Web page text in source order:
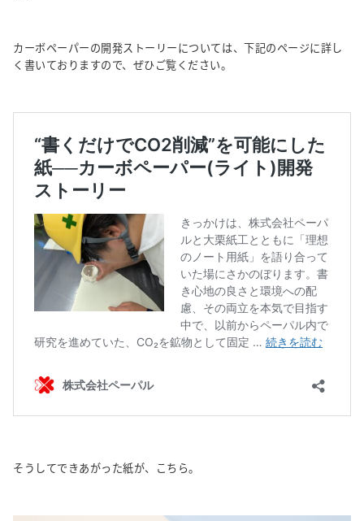
カーボペーパーの開発ストーリーについては、下記のページに詳し
く書いておりますので、ぜひご覧ください。
そうしてできあがった紙が、こちら。